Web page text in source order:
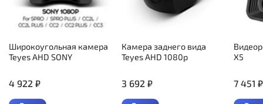
Широкоугольная камера
Teyes AHD SONY
4 922 ₽
Камера заднего вида
Teyes AHD 1080p
3 692 ₽
X5
7 451 ₽